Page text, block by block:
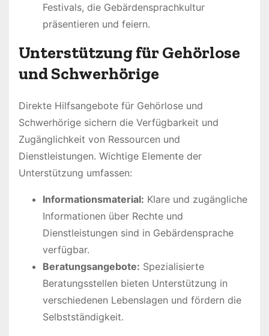
Festivals, die Gebärdensprachkultur
präsentieren und feiern.
Unterstützung für Gehörlose
und Schwerhörige
Direkte Hilfsangebote für Gehörlose und
Schwerhörige sichern die Verfügbarkeit und
Zugänglichkeit von Ressourcen und
Dienstleistungen. Wichtige Elemente der
Unterstützung umfassen:
Informationsmaterial: Klare und zugängliche
Informationen über Rechte und
Dienstleistungen sind in Gebärdensprache
verfügbar.
Beratungsangebote: Spezialisierte
Beratungsstellen bieten Unterstützung in
verschiedenen Lebenslagen und fördern die
Selbstständigkeit.